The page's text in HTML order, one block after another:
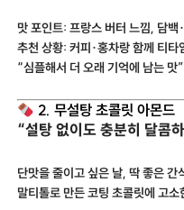
맛 포인트: 프랑스 버터 느낌, 담백
추천 상황: 커피·홍차랑 함께 티타
“심플해서 더 오래 기억에 남는 맛
2. 무설탕 초콜릿 아몬드
“설탕 없이도 충분히 달콤
단맛을 줄이고 싶은 날, 딱 좋은 간
말티톨로 만든 코팅 초콜릿에 고